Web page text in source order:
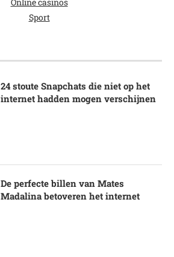
Sport
24 stoute Snapchats die niet op het
internet hadden mogen verschijnen
De perfecte billen van Mates
Madalina betoveren het internet